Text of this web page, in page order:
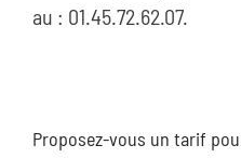
au : 01.45.72.62.07.
Proposez-vous un tarif